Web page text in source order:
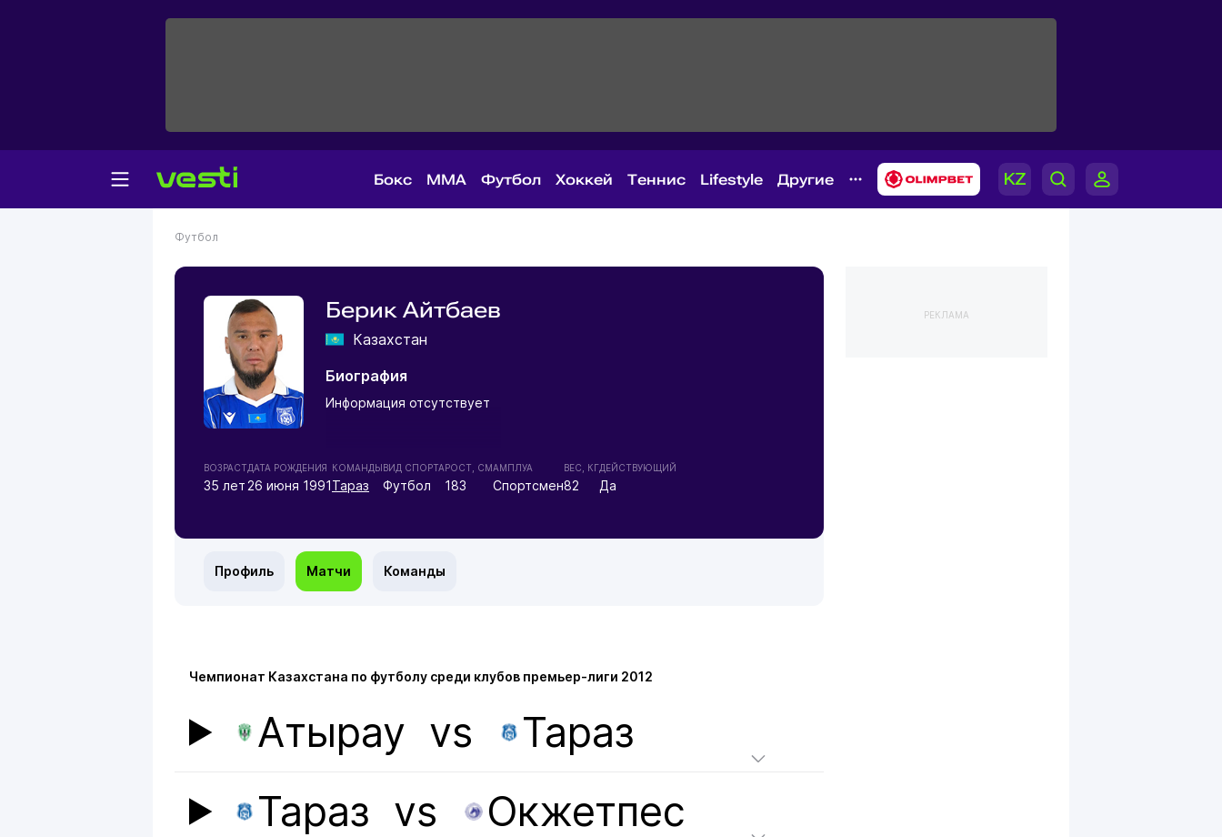
Бокс MMA Футбол Хоккей Теннис Lifestyle Другие
Футбол
Берик Айтбаев
Казахстан
Биография
Информация отсутствует
ВОЗРАСТ
35 лет
ДАТА РОЖДЕНИЯ
26 июня 1991
КОМАНДЫ
Тараз
ВИД СПОРТА
Футбол
РОСТ, СМ
183
АМПЛУА
Спортсмен
ВЕС, КГ
82
ДЕЙСТВУЮЩИЙ
Да
Профиль Матчи Команды
Чемпионат Казахстана по футболу среди клубов премьер-лиги 2012
Атырау vs
Тараз
Тараз vs
Окжетпес
РЕКЛАМА